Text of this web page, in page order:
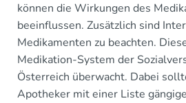
können die Wirkungen des
beeinflussen. Zusätzlich sind
Medikamenten zu beachten.
Medikation-System der
Österreich überwacht. Dabei
Apotheker mit einer Liste